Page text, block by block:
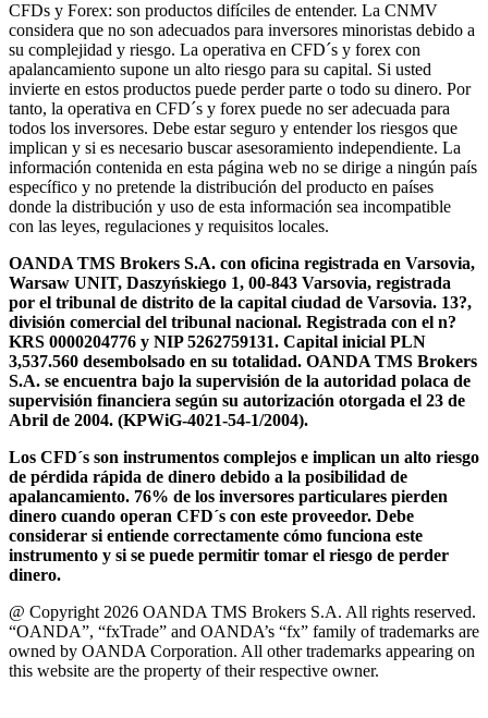
CFDs y Forex: son productos difíciles de entender. La CNMV
considera que no son adecuados para inversores minoristas debido a
su complejidad y riesgo. La operativa en CFD´s y forex con
apalancamiento supone un alto riesgo para su capital. Si usted
invierte en estos productos puede perder parte o todo su dinero. Por
tanto, la operativa en CFD´s y forex puede no ser adecuada para
todos los inversores. Debe estar seguro y entender los riesgos que
implican y si es necesario buscar asesoramiento independiente. La
información contenida en esta página web no se dirige a ningún país
específico y no pretende la distribución del producto en países
donde la distribución y uso de esta información sea incompatible
con las leyes, regulaciones y requisitos locales.
OANDA TMS Brokers S.A. con oficina registrada en Varsovia,
Warsaw UNIT, Daszyńskiego 1, 00-843 Varsovia, registrada
por el tribunal de distrito de la capital ciudad de Varsovia. 13?,
división comercial del tribunal nacional. Registrada con el n?
KRS 0000204776 y NIP 5262759131. Capital inicial PLN
3,537.560 desembolsado en su totalidad. OANDA TMS Brokers
S.A. se encuentra bajo la supervisión de la autoridad polaca de
supervisión financiera según su autorización otorgada el 23 de
Abril de 2004. (KPWiG-4021-54-1/2004).
Los CFD´s son instrumentos complejos e implican un alto riesgo
de pérdida rápida de dinero debido a la posibilidad de
apalancamiento. 76% de los inversores particulares pierden
dinero cuando operan CFD´s con este proveedor. Debe
considerar si entiende correctamente cómo funciona este
instrumento y si se puede permitir tomar el riesgo de perder
dinero.
@ Copyright 2026 OANDA TMS Brokers S.A. All rights reserved.
“OANDA”, “fxTrade” and OANDA’s “fx” family of trademarks are
owned by OANDA Corporation. All other trademarks appearing on
this website are the property of their respective owner.